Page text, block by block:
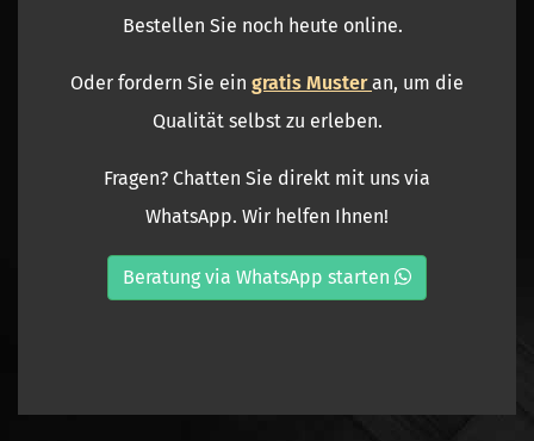
Bestellen Sie noch heute online.
Oder fordern Sie ein gratis Muster an, um die
Qualität selbst zu erleben.
Fragen? Chatten Sie direkt mit uns via
WhatsApp. Wir helfen Ihnen!
Beratung via WhatsApp starten